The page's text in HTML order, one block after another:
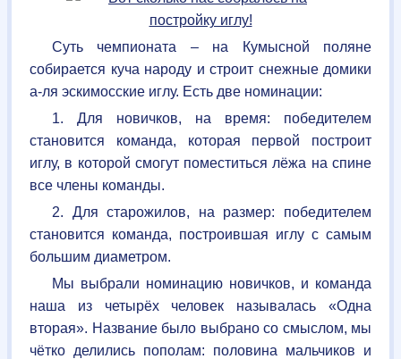
Суть чемпионата – на Кумысной поляне
собирается куча народу и строит снежные домики
а-ля эскимосские иглу. Есть две номинации:
1. Для новичков, на время: победителем
становится команда, которая первой построит
иглу, в которой смогут поместиться лёжа на спине
все члены команды.
2. Для старожилов, на размер: победителем
становится команда, построившая иглу с самым
большим диаметром.
Мы выбрали номинацию новичков, и команда
наша из четырёх человек называлась «Одна
вторая». Название было выбрано со смыслом, мы
чётко делились пополам: половина мальчиков и